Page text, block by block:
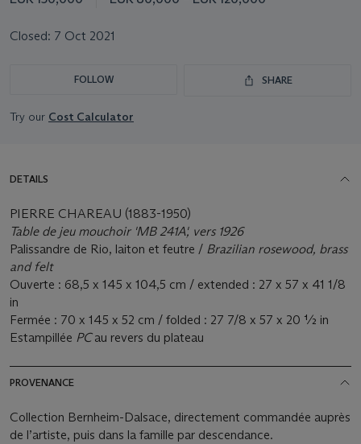
Closed: 7 Oct 2021
FOLLOW SHARE
Try our Cost Calculator
DETAILS
PIERRE CHAREAU (1883-1950)
Table de jeu mouchoir 'MB 241A', vers 1926
Palissandre de Rio, laiton et feutre / Brazilian rosewood, brass
and felt
Ouverte : 68,5 x 145 x 104,5 cm / extended : 27 x 57 x 41 1/8
in
Fermée : 70 x 145 x 52 cm / folded : 27 7/8 x 57 x 20 ½ in
Estampillée PCau revers du plateau
PROVENANCE
Collection Bernheim-Dalsace, directement commandée auprès
de l’artiste, puis dans la famille par descendance.